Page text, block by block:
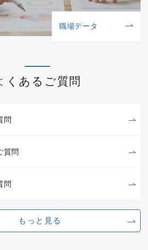
職場データ
よくあるご質問
問
質問
問
もっと見る